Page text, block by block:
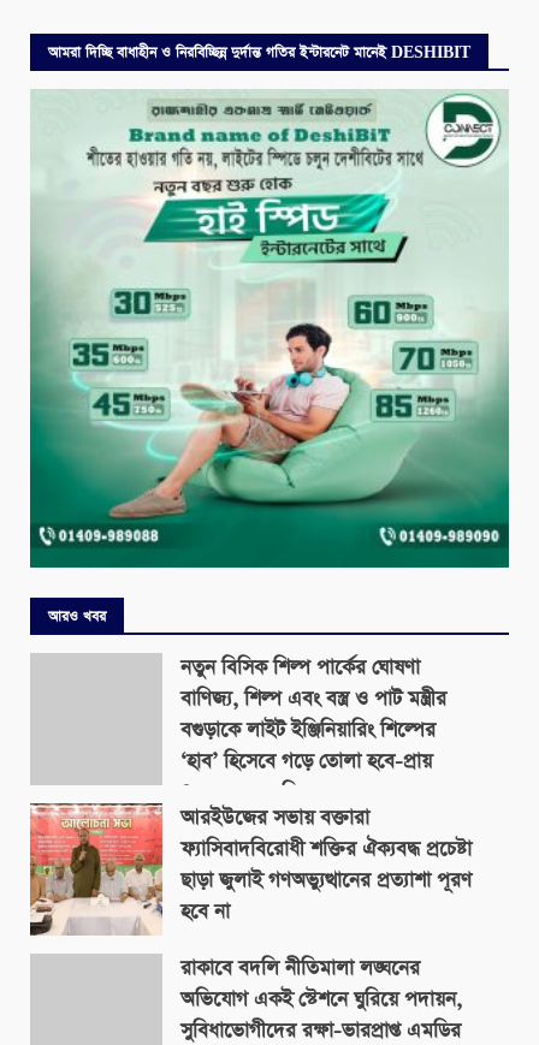
আমরা দিচ্ছি বাধাহীন ও নিরবিচ্ছিন্ন দুর্দান্ত গতির ইন্টারনেট মানেই DESHIBIT
আরও খবর
নতুন বিসিক শিল্প পার্কের ঘোষণা
বাণিজ্য, শিল্প এবং বস্ত্র ও পাট মন্ত্রীর
বগুড়াকে লাইট ইঞ্জিনিয়ারিং শিল্পের
‘হাব’ হিসেবে গড়ে তোলা হবে-প্রায়
৪০০ একর জমিতে
August 9, 2026
আরইউজের সভায় বক্তারা
ফ্যাসিবাদবিরোধী শক্তির ঐক্যবদ্ধ প্রচেষ্টা
ছাড়া জুলাই গণঅভ্যুত্থানের প্রত্যাশা পূরণ
হবে না
রাকাবে বদলি নীতিমালা লঙ্ঘনের
অভিযোগ একই স্টেশনে ঘুরিয়ে পদায়ন,
সুবিধাভোগীদের রক্ষা-ভারপ্রাপ্ত এমডির